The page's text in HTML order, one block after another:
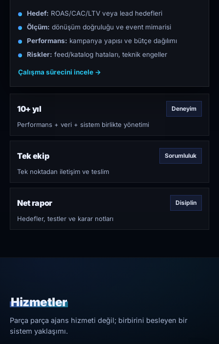
Hedef: ROAS/CAC/LTV veya lead hedefleri
Ölçüm: dönüşüm doğruluğu ve event mimarisi
Performans: kampanya yapısı ve bütçe dağılımı
Riskler: feed/katalog hataları, teknik engeller
Çalışma sürecini incele →
10+ yıl Deneyim
Performans + veri + sistem birlikte yönetimi
Tek ekip Sorumluluk
Tek noktadan iletişim ve teslim
Net rapor Disiplin
Hedefler, testler ve karar notları
Hizmetler
Parça parça ajans hizmeti değil; birbirini besleyen bir
sistem yaklaşımı.